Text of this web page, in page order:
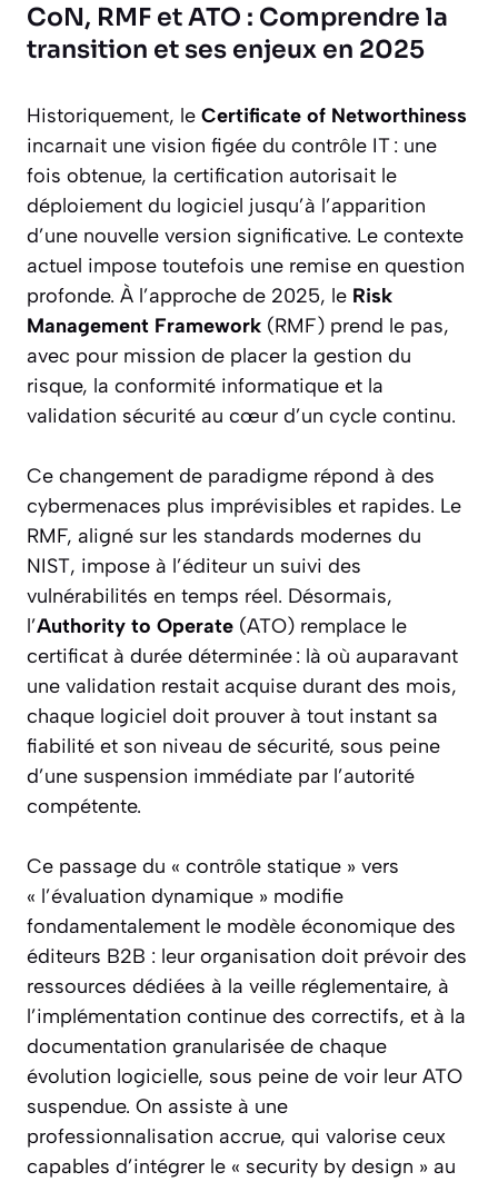
CoN, RMF et ATO : Comprendre la
transition et ses enjeux en 2025
Historiquement, le Certificate of Networthiness
incarnait une vision figée du contrôle IT : une
fois obtenue, la certification autorisait le
déploiement du logiciel jusqu’à l’apparition
d’une nouvelle version significative. Le contexte
actuel impose toutefois une remise en question
profonde. À l’approche de 2025, le Risk
Management Framework (RMF) prend le pas,
avec pour mission de placer la gestion du
risque, la conformité informatique et la
validation sécurité au cœur d’un cycle continu.
Ce changement de paradigme répond à des
cybermenaces plus imprévisibles et rapides. Le
RMF, aligné sur les standards modernes du
NIST, impose à l’éditeur un suivi des
vulnérabilités en temps réel. Désormais,
l’Authority to Operate (ATO) remplace le
certificat à durée déterminée : là où auparavant
une validation restait acquise durant des mois,
chaque logiciel doit prouver à tout instant sa
fiabilité et son niveau de sécurité, sous peine
d’une suspension immédiate par l’autorité
compétente.
Ce passage du « contrôle statique » vers
« l’évaluation dynamique » modifie
fondamentalement le modèle économique des
éditeurs B2B : leur organisation doit prévoir des
ressources dédiées à la veille réglementaire, à
l’implémentation continue des correctifs, et à la
documentation granularisée de chaque
évolution logicielle, sous peine de voir leur ATO
suspendue. On assiste à une
professionnalisation accrue, qui valorise ceux
capables d’intégrer le « security by design » au